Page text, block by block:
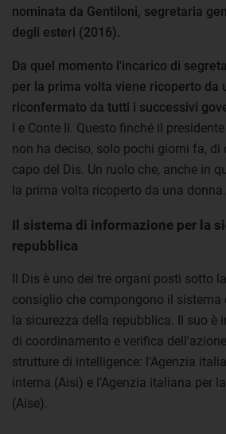
nominata da Gentiloni, segretaria
degli esteri (2016).
Da quel momento l'incarico di
per la prima volta viene ricoperto da
riconfermato da tutti i successivi
I e Conte II. Questo finché il
non ha deciso, solo pochi giorni fa,
capo del Dis. Un ruolo che, anche in
la prima volta ricoperto da una donna.
Il sistema di informazione per la
repubblica
Il Dis è uno dei tre organi posti sotto
consiglio che compongono il
la sicurezza della repubblica. Il suo è
di coordinamento e verifica
strutture di intelligence: l'Agenzia
interna (Aisi) e l’Agenzia italiana per
(Aise).